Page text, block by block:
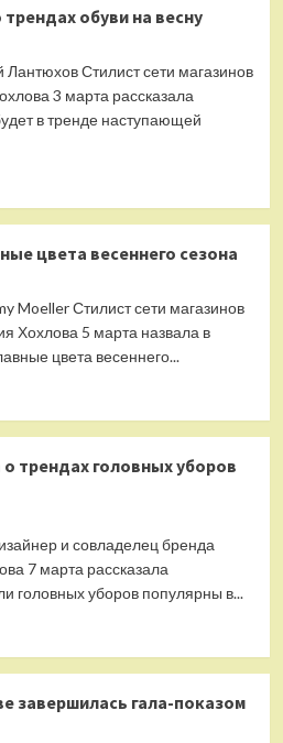
обуви на весну
Стилист сети магазинов
3 марта рассказала
в тренде наступающей
цвета весеннего сезона
Moeller Стилист сети магазинов
Хохлова 5 марта назвала в
цвета весеннего...
трендах головных уборов
и совладелец бренда
7 марта рассказала
головных уборов популярны в...
завершилась гала-показом